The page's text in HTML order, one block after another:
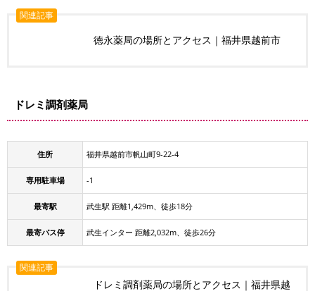
関連記事
徳永薬局の場所とアクセス｜福井県越前市
ドレミ調剤薬局
住所 福井県越前市帆山町9-22-4
専用駐車場 -1
最寄駅 武生駅 距離1,429m、徒歩18分
最寄バス停 武生インター 距離2,032m、徒歩26分
関連記事
ドレミ調剤薬局の場所とアクセス｜福井県越